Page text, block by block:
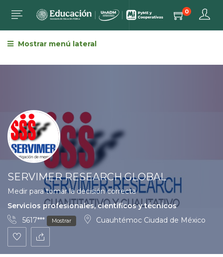
0
Mostrar menú lateral
SERVIMER RESEARCH GLOBAL
Medir para tomar la decisión correcta
Servicios profesionales, científicos y técnicos
5617***
Mostrar Cuauhtémoc Ciudad de México